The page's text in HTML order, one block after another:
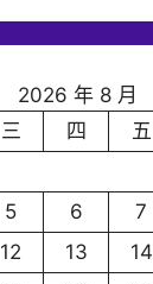
2026 年 8 月
三 四 五
5 6 7
12 13 14